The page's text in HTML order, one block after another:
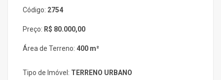
Código: 2754
Preço: R$ 80.000,00
Área de Terreno: 400 m²
Tipo de Imóvel: TERRENO URBANO